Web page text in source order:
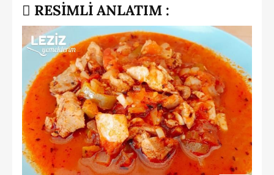
RESİMLİ ANLATIM :